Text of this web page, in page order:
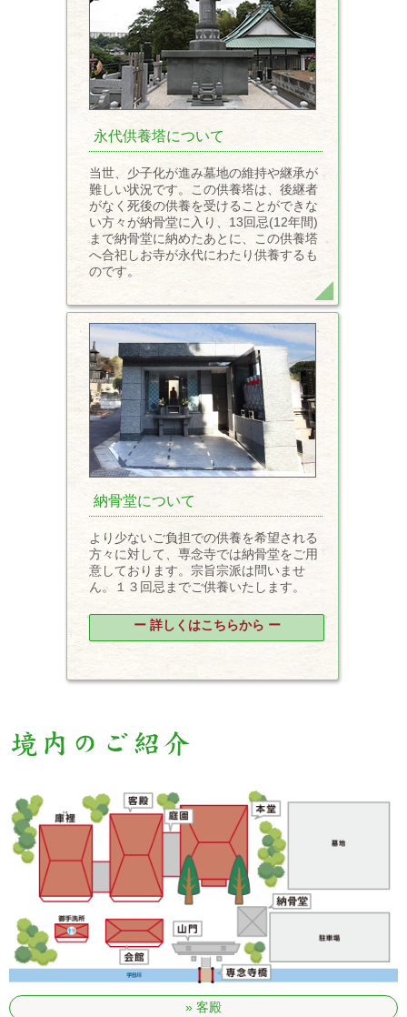
永代供養塔について
当世、少子化が進み墓地の維持や継承が
難しい状況です。この供養塔は、後継者
がなく死後の供養を受けることができな
い方々が納骨堂に入り、13回忌(12年間)
まで納骨堂に納めたあとに、この供養塔
へ合祀しお寺が永代にわたり供養するも
のです。
納骨堂について
より少ないご負担での供養を希望される
方々に対して、専念寺では納骨堂をご用
意しております。宗旨宗派は問いませ
ん。１３回忌までご供養いたします。
ー 詳しくはこちらから ー
客殿